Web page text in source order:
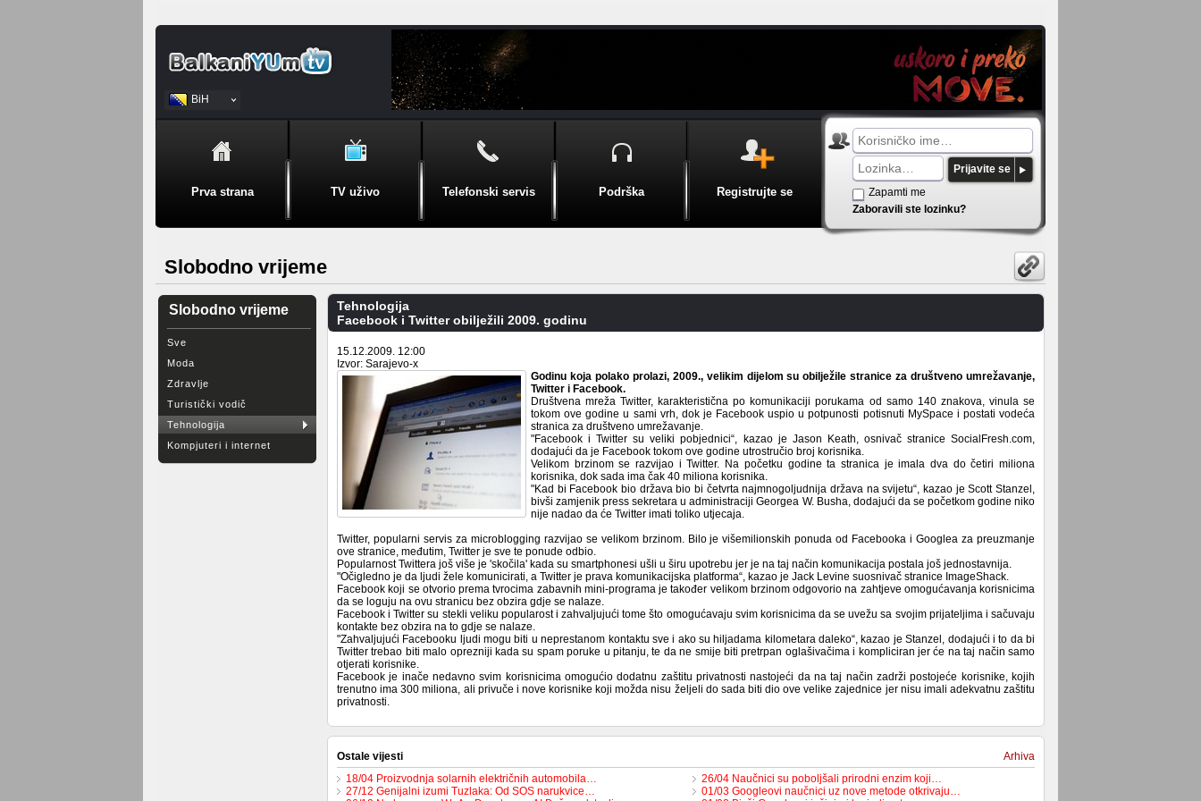
BiH
Srpski
Prva strana TV uživo Telefonski servis Podrška Registrujte se
Prijavite se
Zapamti me
Zaboravili ste lozinku?
Slobodno vrijeme
Slobodno vrijeme
Sve
Moda
Zdravlje
Turistički vodič
Tehnologija
Kompjuteri i internet
Tehnologija
Facebook i Twitter obilježili 2009. godinu
15.12.2009. 12:00
Izvor: Sarajevo-x
Godinu koja polako prolazi, 2009., velikim dijelom su obilježile stranice za društveno umrežavanje,
Twitter i Facebook.
Društvena mreža Twitter, karakteristična po komunikaciji porukama od samo 140 znakova, vinula se
tokom ove godine u sami vrh, dok je Facebook uspio u potpunosti potisnuti MySpace i postati vodeća
stranica za društveno umrežavanje.
"Facebook i Twitter su veliki pobjednici“, kazao je Jason Keath, osnivač stranice SocialFresh.com,
dodajući da je Facebook tokom ove godine utrostručio broj korisnika.
Velikom brzinom se razvijao i Twitter. Na početku godine ta stranica je imala dva do četiri miliona
korisnika, dok sada ima čak 40 miliona korisnika.
"Kad bi Facebook bio država bio bi četvrta najmnogoljudnija država na svijetu“, kazao je Scott Stanzel,
bivši zamjenik press sekretara u administraciji Georgea W. Busha, dodajući da se početkom godine niko
nije nadao da će Twitter imati toliko utjecaja.
Twitter, popularni servis za microblogging razvijao se velikom brzinom. Bilo je višemilionskih ponuda od Facebooka i Googlea za preuzmanje
ove stranice, međutim, Twitter je sve te ponude odbio.
Popularnost Twittera još više je 'skočila' kada su smartphonesi ušli u širu upotrebu jer je na taj način komunikacija postala još jednostavnija.
"Očigledno je da ljudi žele komunicirati, a Twitter je prava komunikacijska platforma“, kazao je Jack Levine suosnivač stranice ImageShack.
Facebook koji se otvorio prema tvrocima zabavnih mini-programa je također velikom brzinom odgovorio na zahtjeve omogućavanja korisnicima
da se loguju na ovu stranicu bez obzira gdje se nalaze.
Facebook i Twitter su stekli veliku popularost i zahvaljujući tome što omogućavaju svim korisnicima da se uvežu sa svojim prijateljima i sačuvaju
kontakte bez obzira na to gdje se nalaze.
"Zahvaljujući Facebooku ljudi mogu biti u neprestanom kontaktu sve i ako su hiljadama kilometara daleko“, kazao je Stanzel, dodajući i to da bi
Twitter trebao biti malo oprezniji kada su spam poruke u pitanju, te da ne smije biti pretrpan oglašivačima i kompliciran jer će na taj način samo
otjerati korisnike.
Facebook je inače nedavno svim korisnicima omogućio dodatnu zaštitu privatnosti nastojeći da na taj način zadrži postojeće korisnike, kojih
trenutno ima 300 miliona, ali privuče i nove korisnike koji možda nisu željeli do sada biti dio ove velike zajednice jer nisu imali adekvatnu zaštitu
privatnosti.
Ostale vijesti
Arhiva
18/04 Proizvodnja solarnih električnih automobila…
27/12 Genijalni izumi Tuzlaka: Od SOS narukvice…
26/04 Naučnici su poboljšali prirodni enzim koji…
01/03 Googleovi naučnici uz nove metode otkrivaju…